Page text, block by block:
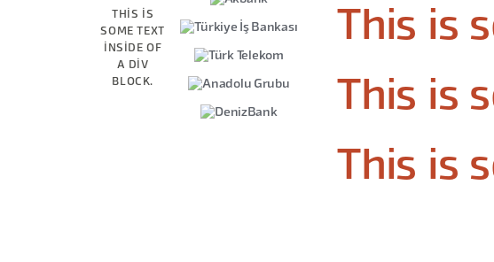
THIS IS
SOME TEXT
INSIDE OF
A DIV
BLOCK.
This is
This is
This is